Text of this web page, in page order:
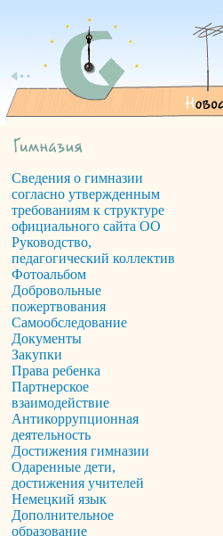
Сведения о гимназии
согласно утвержденным
требованиям к структуре
официального сайта ОО
Руководство,
педагогический коллектив
Фотоальбом
Добровольные
пожертвования
Самообследование
Документы
Закупки
Права ребенка
Партнерское
взаимодействие
Антикоррупционная
деятельность
Достижения гимназии
Одаренные дети,
достижения учителей
Немецкий язык
Дополнительное
образование